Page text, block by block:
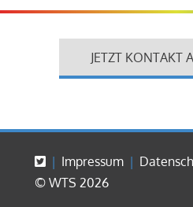
JETZT KONTAKT
Impressum
© WTS 2026